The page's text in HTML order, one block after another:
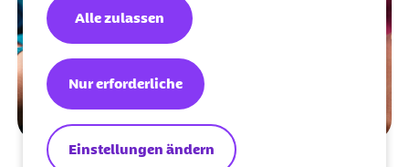
Einstellungen ändern
Nur erforderliche
Alle zulassen